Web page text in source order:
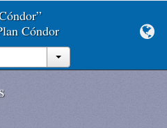
Cóndor